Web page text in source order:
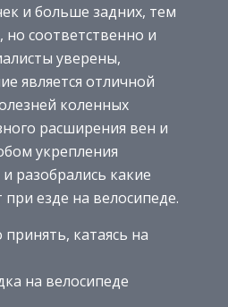
и больше задних, тем
но соответственно и
уверены,
является отличной
коленных
расширения вен и
укрепления
разобрались какие
езде на велосипеде.
катаясь на
на велосипеде